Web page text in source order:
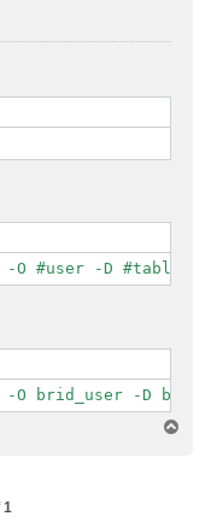
O #user -D
-O brid_user -D base2
1